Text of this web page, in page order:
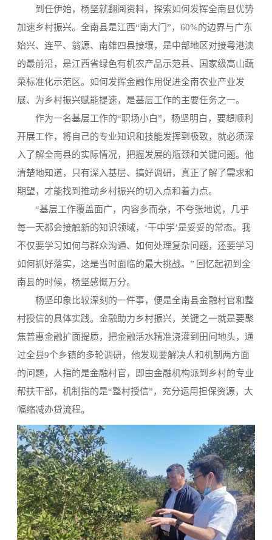
到任伊始，杨坚就翻阅资料，探索如何发挥全南县优势
加速乡村振兴。全南县是江西“南大门”，60%的边界与广东
始兴、连平、翁源、南雄四县接壤，是中部地区对接粤港澳
的最前沿，是江西省绿色有机农产品示范县、国家级高山蔬
菜标准化示范区。如何发挥金融作用促进全南农业产业发
展、为乡村振兴赋能提速，是基层工作的主要任务之一。
作为一名基层工作的“职场小白”，杨坚明白，要想顺利
开展工作，将自己的专业知识和技能发挥到极致，就必须深
入了解全南县的实际情况，把握发展的瓶颈和关键问题。他
清楚地知道，只有深入基层、搞好调研，真正了解了需求和
期望，才能找到推动乡村振兴的切入点和着力点。
“基层工作覆盖面广，内容多而杂，不夸张地说，几乎
每一天都会接触新的知识领域，‘干中学’是妥妥的常态。我
不仅要学习如何与群众沟通、如何处理复杂问题，还要学习
如何抓好落实，这是当时面临的最大挑战。” 回忆起初到全
南县的时候，杨坚感慨万分。
杨坚印象比较深刻的一件事，便是全南县金融村官和整
村授信的具体实践。金融助力乡村振兴，关键之一就是要聚
焦普惠金融扩面提质，把金融活水精准浇灌到田间地头，通
过全县9个乡镇的多轮调研，他发现要解决人和机制两方面
的问题，人指的是金融村官，即由金融机构派到乡村的专业
帮扶干部，机制指的是“整村授信”，充分运用担保资源，大
幅缩减办贷流程。